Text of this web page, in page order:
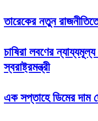
তারেকের নতুন
চাষিরা লবণের
স্বরাষ্ট্রমন্ত্রী
এক সপ্তাহে ডিমের দাম